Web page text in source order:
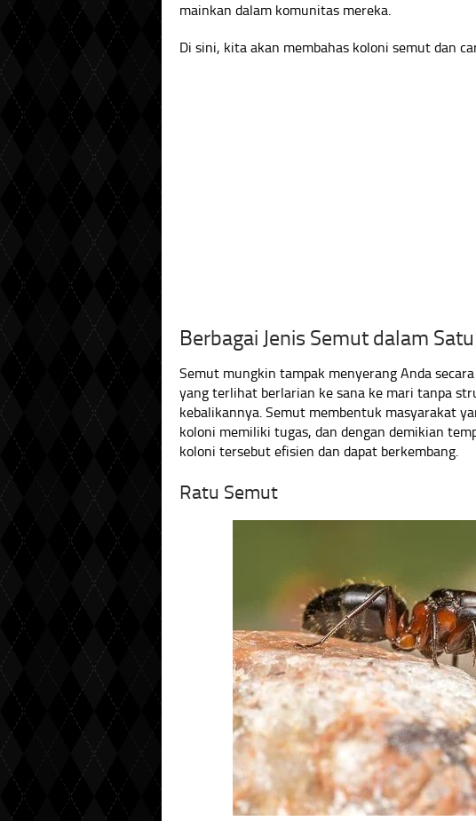
mainkan dalam komunitas mereka.
Di sini, kita akan membahas koloni semut dan
Berbagai Jenis Semut dalam
Semut mungkin tampak menyerang Anda
yang terlihat berlarian ke sana ke mari tanpa
kebalikannya. Semut membentuk masyarakat
koloni memiliki tugas, dan dengan demikian
koloni tersebut efisien dan dapat berkembang.
Ratu Semut